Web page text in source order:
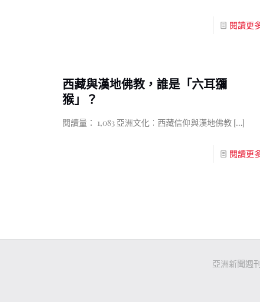
閱讀更
西藏與漢地佛教，誰是「六耳獼
猴」？
閱讀量： 1,083 亞洲文化：西藏信仰與漢地佛教 […]
閱讀更
亞洲新聞週